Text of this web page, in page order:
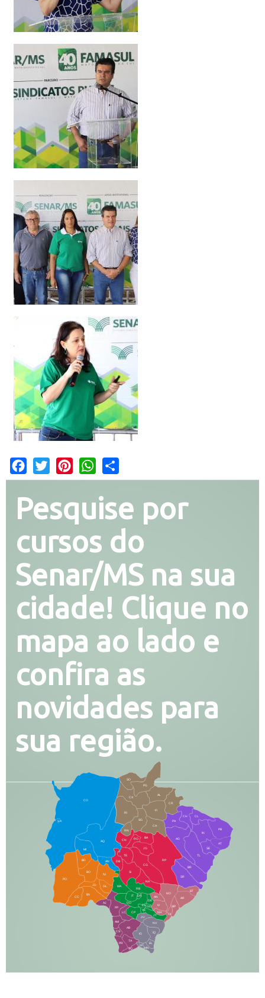
Facebook
Twitter PinterestWhatsApp
Pesquise por
cursos do
Senar/MS na sua
cidade! Clique no
mapa ao lado e
confira as
novidades para
sua região.
CO
AQ
MI
AN
CX
RI
AL
CR
FI
SG
BA
CA
PA
CH CL
PB
SE
TL
AG
BR
SR
BT
AR
RP
RO
JG
CG
SI
NA
TA
NH
JT
RB
MA
IT
DR
DO
CP
JU
NV
IQ
EL
BD
BO
NI
JD
PO
BV
CC
PP
AJ
LC
AM
AB
JP
DB
TE
CS
PR
TA
SQ
IG
MN
IN
NO
BP
RN
CN
GL
AN
IV
FS
VC
GD
DE
AT
PG
SO
LA